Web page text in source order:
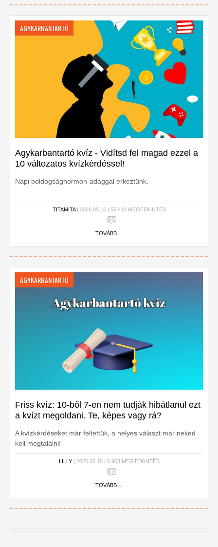
AGYKARBANTARTÓ
Agykarbantartó kvíz - Vidítsd fel magad ezzel a
10 változatos kvízkérdéssel!
Napi boldogsághormon-adaggal érkeztünk.
TITAMITA| 2026.05.16 | 55,410 MEGTEKINTÉS
TOVÁBB ...
AGYKARBANTARTÓ
Friss kvíz: 10-ből 7-en nem tudják hibátlanul ezt
a kvízt megoldani. Te, képes vagy rá?
A kvízkérdéseket már feltettük, a helyes választ már neked
kell megtalálni!
LILLY| 2026.05.15 | 5,903 MEGTEKINTÉS
TOVÁBB ...